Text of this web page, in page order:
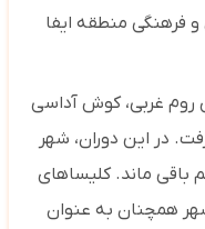
منطقه ایفا
غربی، کوش آداسی
در این دوران، شهر
ماند. کلیساهای
همچنان به عنوان